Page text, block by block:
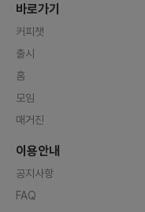
바로가기
커피챗
출시
홈
모임
매거진
이용안내
공지사항
FAQ